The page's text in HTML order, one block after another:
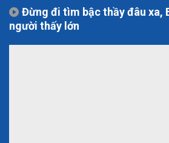
Đừng đi tìm bậc thầy đâu xa,
người thấy lớn